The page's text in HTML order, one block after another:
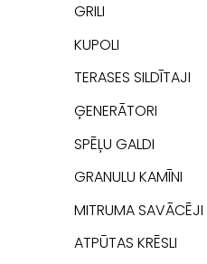
GRILI
KUPOLI
TERASES SILDĪTAJI
ĢENERĀTORI
SPĒĻU GALDI
GRANULU KAMĪNI
MITRUMA SAVĀCĒJI
ATPŪTAS KRĒSLI